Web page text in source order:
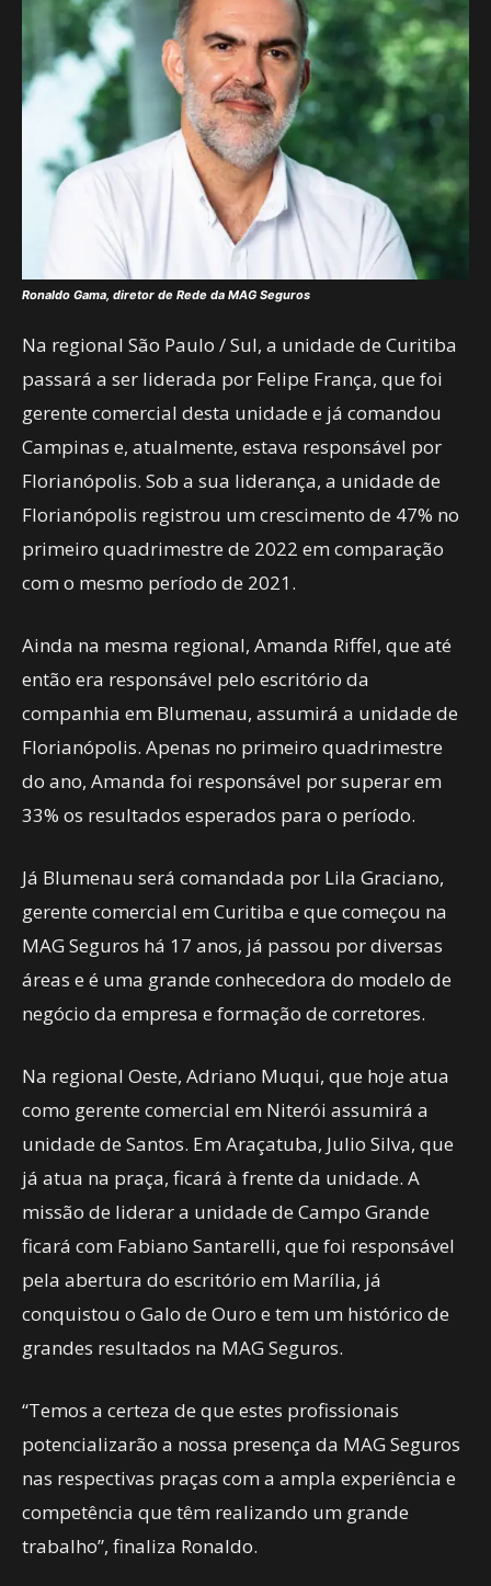
Ronaldo Gama, diretor de Rede da MAG Seguros
Na regional São Paulo / Sul, a unidade de Curitiba
passará a ser liderada por Felipe França, que foi
gerente comercial desta unidade e já comandou
Campinas e, atualmente, estava responsável por
Florianópolis. Sob a sua liderança, a unidade de
Florianópolis registrou um crescimento de 47% no
primeiro quadrimestre de 2022 em comparação
com o mesmo período de 2021.
Ainda na mesma regional, Amanda Riffel, que até
então era responsável pelo escritório da
companhia em Blumenau, assumirá a unidade de
Florianópolis. Apenas no primeiro quadrimestre
do ano, Amanda foi responsável por superar em
33% os resultados esperados para o período.
Já Blumenau será comandada por Lila Graciano,
gerente comercial em Curitiba e que começou na
MAG Seguros há 17 anos, já passou por diversas
áreas e é uma grande conhecedora do modelo de
negócio da empresa e formação de corretores.
Na regional Oeste, Adriano Muqui, que hoje atua
como gerente comercial em Niterói assumirá a
unidade de Santos. Em Araçatuba, Julio Silva, que
já atua na praça, ficará à frente da unidade. A
missão de liderar a unidade de Campo Grande
ficará com Fabiano Santarelli, que foi responsável
pela abertura do escritório em Marília, já
conquistou o Galo de Ouro e tem um histórico de
grandes resultados na MAG Seguros.
“Temos a certeza de que estes profissionais
potencializarão a nossa presença da MAG Seguros
nas respectivas praças com a ampla experiência e
competência que têm realizando um grande
trabalho”, finaliza Ronaldo.